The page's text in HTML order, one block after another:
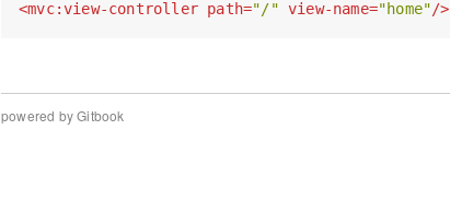
<mvc:view-controller path="/" view-name="home"/>
powered by Gitbook